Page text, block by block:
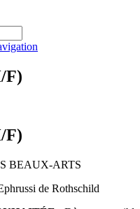
F)
F)
BEAUX-ARTS
de Rothschild